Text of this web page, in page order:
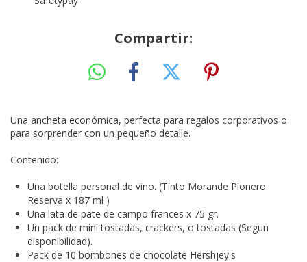
Compartir:
Una ancheta económica, perfecta para regalos corporativos o
para sorprender con un pequeño detalle.
Contenido:
Una botella personal de vino. (Tinto Morande Pionero
Reserva x 187 ml )
Una lata de pate de campo frances x 75 gr.
Un pack de mini tostadas, crackers, o tostadas (Segun
disponibilidad).
Pack de 10 bombones de chocolate Hershjey's